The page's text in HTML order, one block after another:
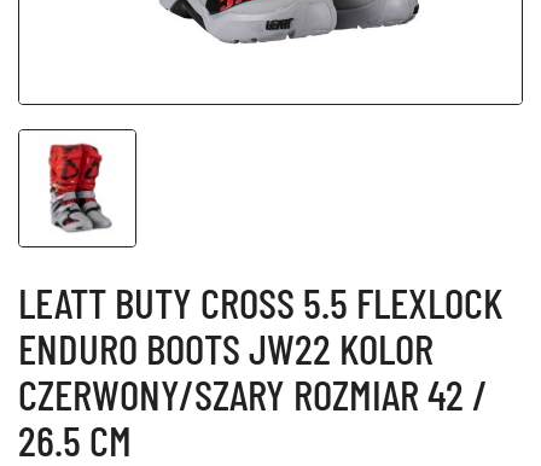
LEATT BUTY CROSS 5.5 FLEXLOCK
ENDURO BOOTS JW22 KOLOR
CZERWONY/SZARY ROZMIAR 42 /
26.5 CM